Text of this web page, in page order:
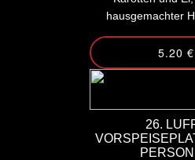
hausgemachter
5.20 €
26.